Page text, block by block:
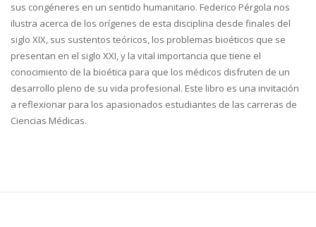
sus congéneres en un sentido humanitario. Federico Pérgola nos
ilustra acerca de los orígenes de esta disciplina desde finales del
siglo XIX, sus sustentos teóricos, los problemas bioéticos que se
presentan en el siglo XXI, y la vital importancia que tiene el
conocimiento de la bioética para que los médicos disfruten de un
desarrollo pleno de su vida profesional. Este libro es una invitación
a reflexionar para los apasionados estudiantes de las carreras de
Ciencias Médicas.